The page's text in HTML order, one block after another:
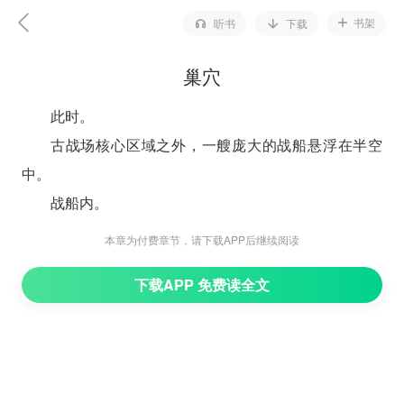
听书 下载 书架
巢穴
此时。
古战场核心区域之外，一艘庞大的战船悬浮在半空
中。
战船内。
带队来的那个老者，和三个中年男子，都是盘膝而
“东方长老，你觉得，这一次考核，东域能有多少年
本章为付费章节，请下载APP后继续阅读
下载APP 免费读全文